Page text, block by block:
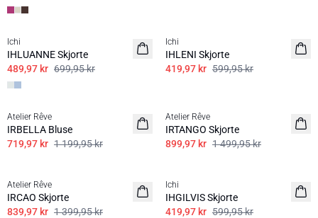
SALE | 30%
Ichi
IHLUANNE Skjorte
489,97 kr 699,95 kr
Ichi
IHLENI Skjorte
419,97 kr 599,95 kr
SALE | 40%
Atelier Rêve
IRBELLA Bluse
719,97 kr 1 199,95 kr
Atelier Rêve
IRTANGO Skjorte
899,97 kr 1 499,95 kr
Atelier Rêve
IRCAO Skjorte
839,97 kr 1 399,95 kr
Ichi
IHGILVIS Skjorte
419,97 kr 599,95 kr